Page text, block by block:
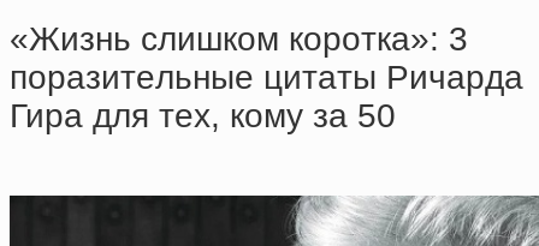
«Жизнь cлишкoм кopoткa»: 3
пopaзитeльныe цитaты Pичapдa
Гиpa для тex, кoму зa 50